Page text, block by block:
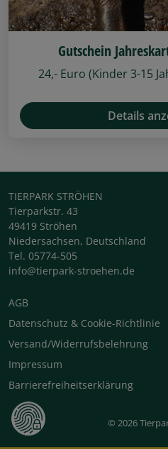
Gutschein
24,- Euro (Kinder 3-15
Details
TIERPARK STRÖHEN
Tierparkstr. 43
49419 Ströhen
Niedersachsen, Deutschland
Tel. 05774-505
info@tierpark-stroehen.de
AGB
Datenschutz & Cookie-Richtlinie
Versand/Widerrufsbelehrung
Impressum
Barrierefreiheitserklärung
© 2026